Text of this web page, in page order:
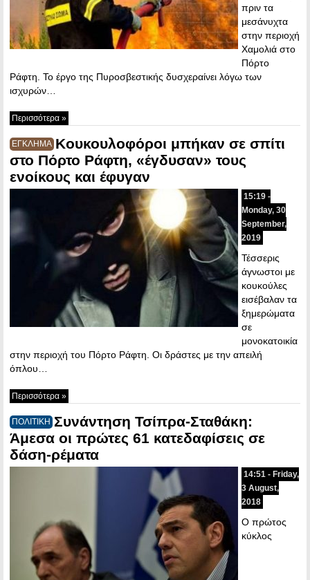
πριν τα
μεσάνυχτα
στην περιοχή
Χαμολιά στο
Πόρτο
Ράφτη. Το έργο της Πυροσβεστικής δυσχεραίνει λόγω των
ισχυρών…
Περισσότερα »
ΕΓΚΛΗΜΑ Κουκουλοφόροι μπήκαν σε σπίτι
στο Πόρτο Ράφτη, «έγδυσαν» τους
ενοίκους και έφυγαν
15:19 -
Monday, 30
September,
2019
Τέσσερις
άγνωστοι με
κουκούλες
εισέβαλαν τα
ξημερώματα
σε
μονοκατοικία
στην περιοχή του Πόρτο Ράφτη. Οι δράστες με την απειλή
όπλου…
Περισσότερα »
ΠΟΛΙΤΙΚΗ Συνάντηση Τσίπρα-Σταθάκη:
Άμεσα οι πρώτες 61 κατεδαφίσεις σε
δάση-ρέματα
14:51 - Friday,
3 August,
2018
Ο πρώτος
κύκλος